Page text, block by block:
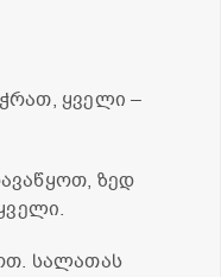
ყველი –
ზედ
სალათას